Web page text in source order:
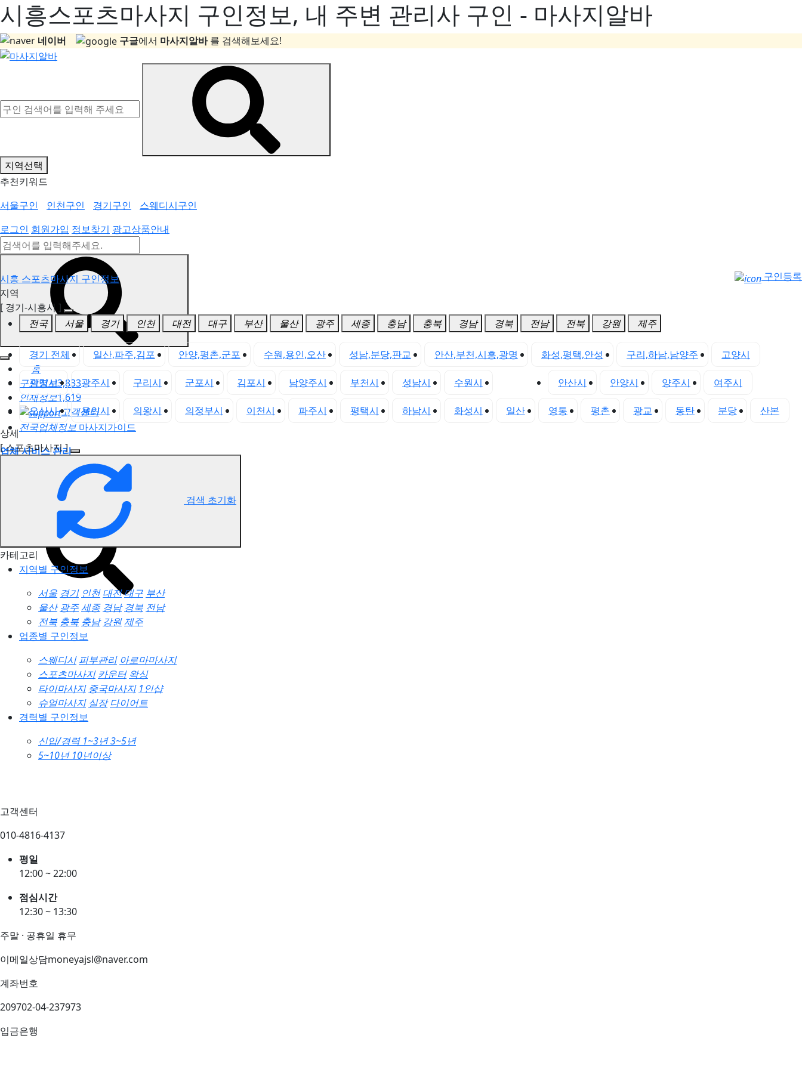
시흥스포츠마사지 구인정보, 내 주변 관리사 구인 - 마사지알바
네이버 구글에서 마사지알바를 검색해보세요!
지역선택
추천키워드
서울구인
인천구인 경기구인
스웨디시구인
로그인 회원가입 정보찾기 광고상품안내
홈
구인정보3,833
인재정보1,619
고객센터
전국업체정보 마사지가이드
업체 서비스 관리
시흥 스포츠마사지 구인정보
시흥 스포츠마사지 구인정보
구인등록
지역
[ 경기-시흥시 ]
전국
서울 경기 인천 대전 대구 부산 울산 광주 세종 충남 충북 경남 경북 전남 전북 강원 제주
경기 전체 일산,파주,김포 안양,평촌,군포 수원,용인,오산 성남,분당,판교 안산,부천,시흥,광명 화성,평택,안성 구리,하남,남양주 고양시
광명시 광주시 구리시 군포시 김포시 남양주시 부천시 성남시 수원시 안산시 안양시 양주시 여주시
오산시 용인시 의왕시 의정부시 이천시 파주시 평택시 하남시 화성시 일산 영통 평촌 광교 동탄 분당
산본
상세
[ 스포츠마사지 ]
검색 초기화
카테고리
지역별 구인정보
서울 경기 인천 대전대구 부산
울산 광주세종 경남 경북 전남
전북 충북 충남 강원제주
업종별 구인정보
스웨디시 피부관리 아로마마사지
스포츠마사지 카운터 왁싱
타이마사지 중국마사지 1인샵
슈얼마사지 실장 다이어트
경력별 구인정보
신입/경력 1~3년3~5년
5~10년 10년이상
고객센터
010-4816-4137
평일
12:00 ~ 22:00
점심시간
12:30 ~ 13:30
주말 · 공휴일 휴무
이메일상담moneyajsl@naver.com
계좌번호
209702-04-237973
입금은행